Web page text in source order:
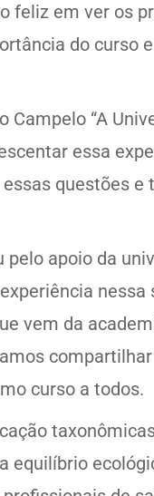
feliz em ver os
do curso
“A
essa
questões e
apoio da
vem da
curso a todos.